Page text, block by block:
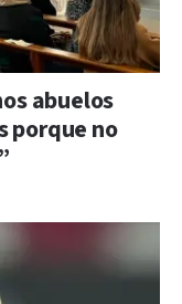
abuelos
porque no